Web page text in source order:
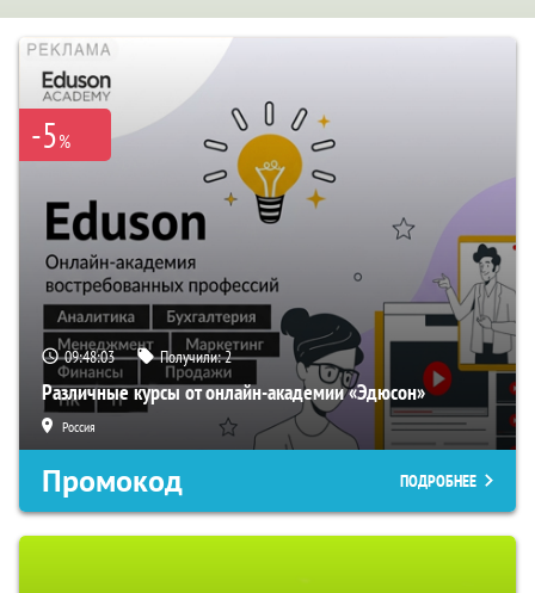
-5%
09:48:02 Получили:2
Различные курсы от онлайн-академии «Эдюсон»
Россия
Промокод ПОДРОБНЕЕ